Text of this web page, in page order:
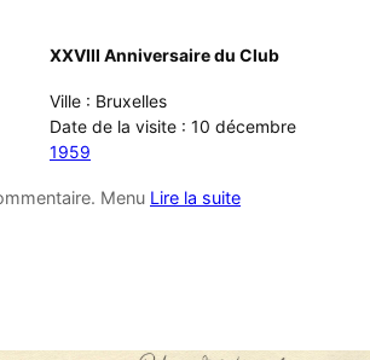
XXVIII Anniversaire du Club
Ville : Bruxelles
Date de la visite : 10 décembre
1959
Menu Lire la suite